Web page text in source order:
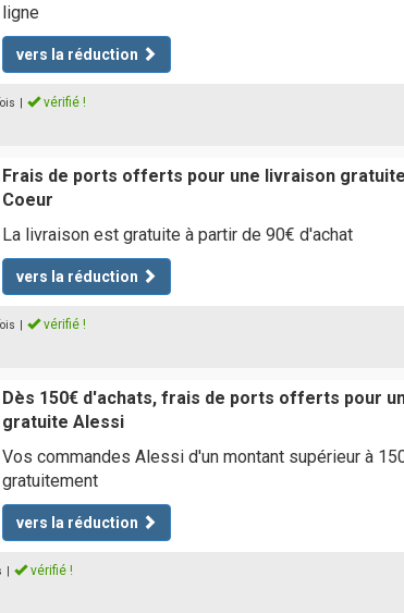
ligne
vers la réduction
vérifié !
Frais de ports offerts pour une livraison
Coeur
La livraison est gratuite à partir de 90€ d'achat
vers la réduction
vérifié !
Dès 150€ d'achats, frais de ports offerts pour
gratuite Alessi
Vos commandes Alessi d'un montant supérieur à
gratuitement
vers la réduction
vérifié !